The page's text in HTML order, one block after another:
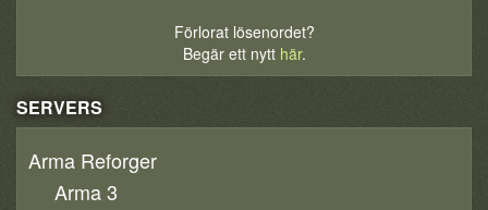
Förlorat lösenordet?
Begär ett nytt här.
SERVERS
Arma Reforger
Arma 3